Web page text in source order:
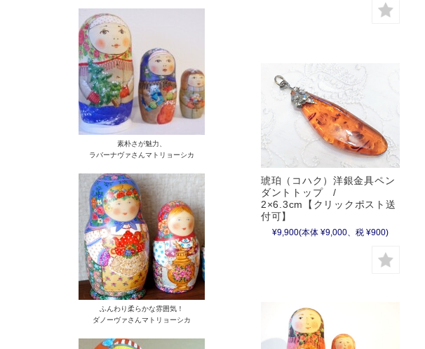
琥珀（コハク）洋銀金具ペン
ダントトップ /
2×6.3cm【クリックポスト送
付可】
¥9,900(本体 ¥9,000、税 ¥900)
素朴さが魅力、
ラバーナヴァさんマトリョーシカ
ふんわり柔らかな雰囲気！
ダノーヴァさんマトリョーシカ